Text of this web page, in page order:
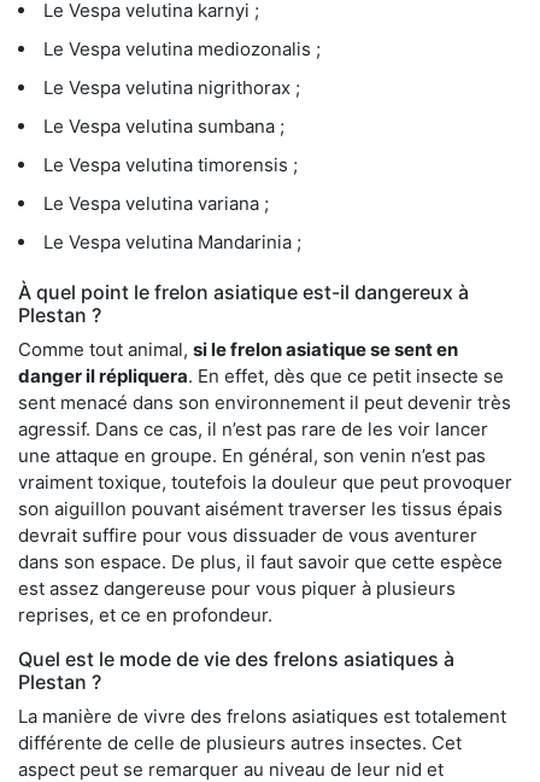
Le Vespa velutina karnyi ;
Le Vespa velutina mediozonalis ;
Le Vespa velutina nigrithorax ;
Le Vespa velutina sumbana ;
Le Vespa velutina timorensis ;
Le Vespa velutina variana ;
Le Vespa velutina Mandarinia ;
À quel point le frelon asiatique est-il dangereux à
Plestan ?
Comme tout animal, si le frelon asiatique se sent en
danger il répliquera. En effet, dès que ce petit insecte se
sent menacé dans son environnement il peut devenir très
agressif. Dans ce cas, il n’est pas rare de les voir lancer
une attaque en groupe. En général, son venin n’est pas
vraiment toxique, toutefois la douleur que peut provoquer
son aiguillon pouvant aisément traverser les tissus épais
devrait suffire pour vous dissuader de vous aventurer
dans son espace. De plus, il faut savoir que cette espèce
est assez dangereuse pour vous piquer à plusieurs
reprises, et ce en profondeur.
Quel est le mode de vie des frelons asiatiques à
Plestan ?
La manière de vivre des frelons asiatiques est totalement
différente de celle de plusieurs autres insectes. Cet
aspect peut se remarquer au niveau de leur nid et